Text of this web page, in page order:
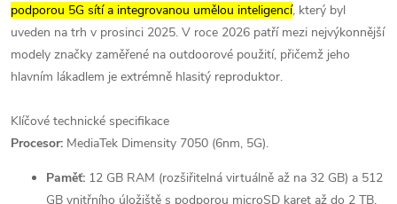
podporou 5G sítí a integrovanou umělou inteligencí, který byl
uveden na trh v prosinci 2025. V roce 2026 patří mezi nejvýkonnější
modely značky zaměřené na outdoorové použití, přičemž jeho
hlavním lákadlem je extrémně hlasitý reproduktor.
Klíčové technické specifikace
Procesor: MediaTek Dimensity 7050 (6nm, 5G).
Paměť: 12 GB RAM (rozšiřitelná virtuálně až na 32 GB) a 512
GB vnitřního úložiště s podporou microSD karet až do 2 TB.